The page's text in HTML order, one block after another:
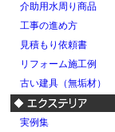
介助用水周り商品
工事の進め方
見積もり依頼書
リフォーム施工例
古い建具（無垢材）
実例集